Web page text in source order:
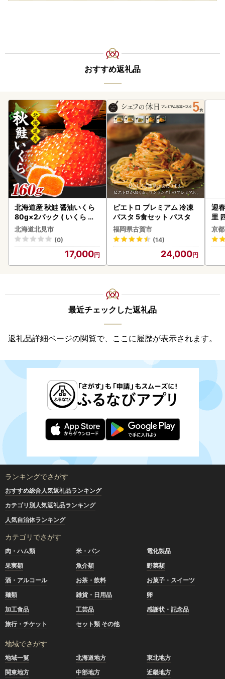
おすすめ返礼品
北海道産 秋鮭 醤油いくら
80g×2パック ( いくら イ
クラ 魚卵 鮭 サケ さけ 鮭い
くら 醤油漬け パック 北海
道産 ふるさと納税 秋鮭 )【
北海道北見市
(0)
17,000
ピエトロ プレミアム 冷凍
パスタ 5食セット パスタ
福岡県古賀市
(14)
24,000
迎
里
京
最近チェックした返礼品
返礼品詳細ページの閲覧で、ここに履歴が表示されます。
ランキングでさがす
おすすめ総合人気返礼品ランキング
カテゴリ別人気返礼品ランキング
人気自治体ランキング
カテゴリでさがす
肉・ハム類 米・パン
電化製品
果実類
魚介類
野菜類
酒・アルコール
お茶・飲料
お菓子・スイーツ
麺類
雑貨・日用品
卵
加工食品
工芸品
感謝状・記念品
旅行・チケット
セット類 その他
地域でさがす
地域一覧 北海道地方
東北地方
関東地方
中部地方
近畿地方